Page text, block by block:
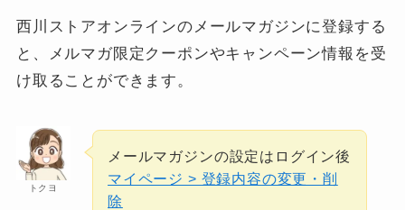
西川ストアオンラインのメールマガジンに登録する
と、メルマガ限定クーポンやキャンペーン情報を受
け取ることができます。
トクヨ
メールマガジンの設定はログイン後
マイページ > 登録内容の変更・削
除